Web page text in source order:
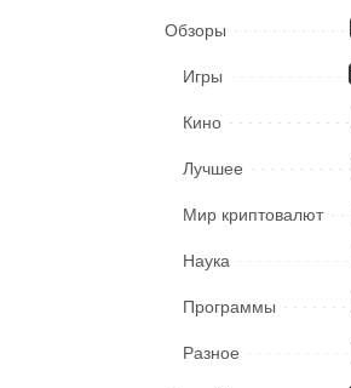
Обзоры
Игры
Кино
Лучшее
Мир криптовалют
Наука
Программы
Разное